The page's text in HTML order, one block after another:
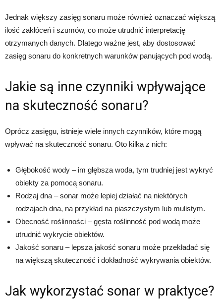
Jednak większy zasięg sonaru może również oznaczać większą
ilość zakłóceń i szumów, co może utrudnić interpretację
otrzymanych danych. Dlatego ważne jest, aby dostosować
zasięg sonaru do konkretnych warunków panujących pod wodą.
Jakie są inne czynniki wpływające
na skuteczność sonaru?
Oprócz zasięgu, istnieje wiele innych czynników, które mogą
wpływać na skuteczność sonaru. Oto kilka z nich:
Głębokość wody – im głębsza woda, tym trudniej jest wykryć
obiekty za pomocą sonaru.
Rodzaj dna – sonar może lepiej działać na niektórych
rodzajach dna, na przykład na piaszczystym lub mulistym.
Obecność roślinności – gęsta roślinność pod wodą może
utrudnić wykrycie obiektów.
Jakość sonaru – lepsza jakość sonaru może przekładać się
na większą skuteczność i dokładność wykrywania obiektów.
Jak wykorzystać sonar w praktyce?